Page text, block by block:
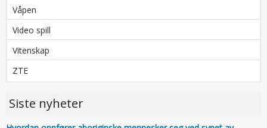
Våpen
Video spill
Vitenskap
ZTE
Siste nyheter